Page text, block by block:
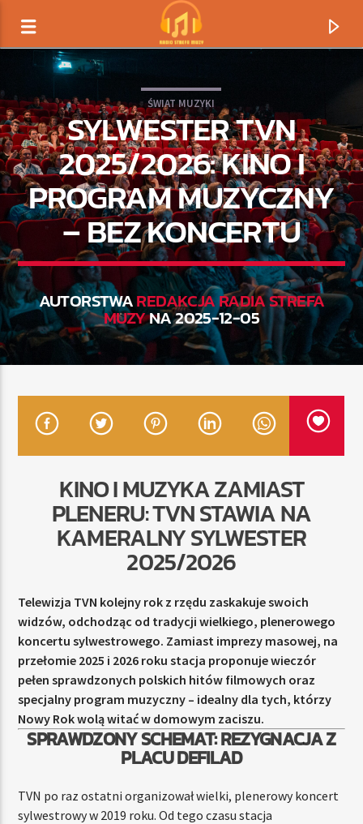
TERAZ GRAMY
TYTUŁ
TERAZ
RADIO STREFA MUZY
ŚWIAT MUZYKI
SYLWESTER TVN
2025/2026: KINO I
PROGRAM MUZYCZNY
– BEZ KONCERTU
AUTORSTWAREDAKCJA RADIA STREFA
MUZYNA 2025-12-05
KINO I MUZYKA ZAMIAST
PLENERU: TVN STAWIA NA
KAMERALNY SYLWESTER
2025/2026
Telewizja TVN kolejny rok z rzędu zaskakuje swoich
widzów, odchodząc od tradycji wielkiego, plenerowego
koncertu sylwestrowego. Zamiast imprezy masowej, na
przełomie 2025 i 2026 roku stacja proponuje wieczór
pełen sprawdzonych polskich hitów filmowych oraz
specjalny program muzyczny – idealny dla tych, którzy
Nowy Rok wolą witać w domowym zaciszu.
SPRAWDZONY SCHEMAT: REZYGNACJA Z
PLACU DEFILAD
TVN po raz ostatni organizował wielki, plenerowy koncert
sylwestrowy w 2019 roku. Od tego czasu stacja